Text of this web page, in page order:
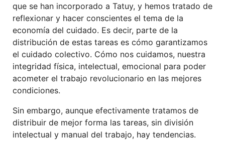
que se han incorporado a Tatuy, y hemos tratado de
reflexionar y hacer conscientes el tema de la
economía del cuidado. Es decir, parte de la
distribución de estas tareas es cómo garantizamos
el cuidado colectivo. Cómo nos cuidamos, nuestra
integridad física, intelectual, emocional para poder
acometer el trabajo revolucionario en las mejores
condiciones.
Sin embargo, aunque efectivamente tratamos de
distribuir de mejor forma las tareas, sin división
intelectual y manual del trabajo, hay tendencias.